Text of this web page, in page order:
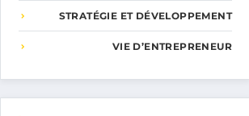
STRATÉGIE ET DÉVELOPPEMENT
VIE D’ENTREPRENEUR